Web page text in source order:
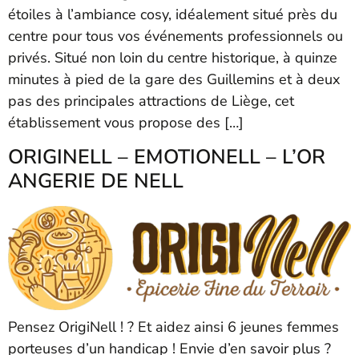
étoiles à l’ambiance cosy, idéalement situé près du
centre pour tous vos événements professionnels ou
privés. Situé non loin du centre historique, à quinze
minutes à pied de la gare des Guillemins et à deux
pas des principales attractions de Liège, cet
établissement vous propose des […]
ORIGINELL – EMOTIONELL – L’OR
ANGERIE DE NELL
Pensez OrigiNell ! ? Et aidez ainsi 6 jeunes femmes
porteuses d’un handicap ! Envie d’en savoir plus ?